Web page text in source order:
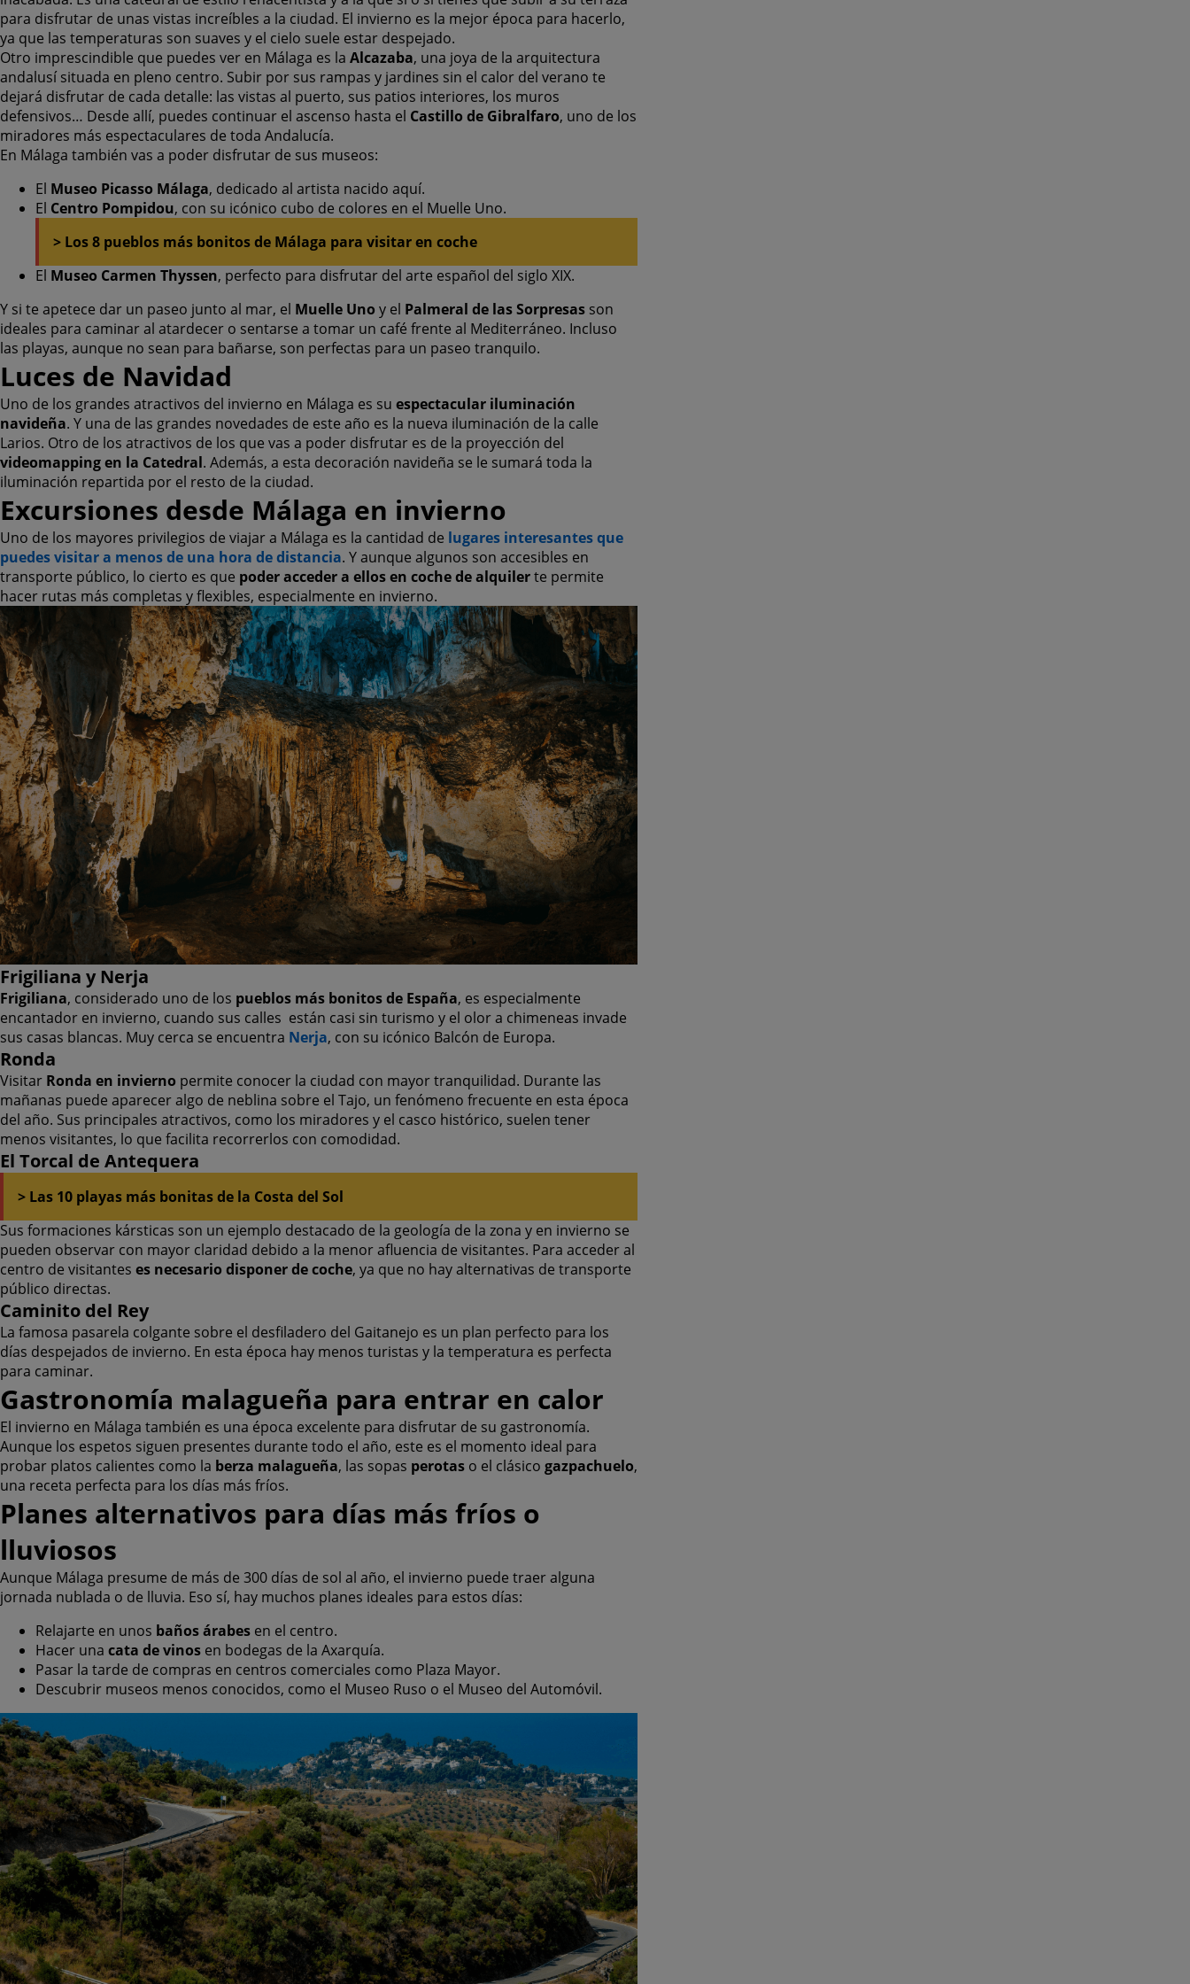
para disfrutar de unas vistas increíbles a la ciudad. El invierno es la mejor época para hacerlo,
ya que las temperaturas son suaves y el cielo suele estar despejado.
Otro imprescindible que puedes ver en Málaga es la Alcazaba, una joya de la arquitectura
andalusí situada en pleno centro. Subir por sus rampas y jardines sin el calor del verano te
dejará disfrutar de cada detalle: las vistas al puerto, sus patios interiores, los muros
defensivos… Desde allí, puedes continuar el ascenso hasta el Castillo de Gibralfaro, uno de los
miradores más espectaculares de toda Andalucía.
En Málaga también vas a poder disfrutar de sus museos:
El Museo Picasso Málaga, dedicado al artista nacido aquí.
El Centro Pompidou, con su icónico cubo de colores en el Muelle Uno.
> Los 8 pueblos más bonitos de Málaga para visitar en coche
El Museo Carmen Thyssen, perfecto para disfrutar del arte español del siglo XIX.
Y si te apetece dar un paseo junto al mar, el Muelle Uno y el Palmeral de las Sorpresas son
ideales para caminar al atardecer o sentarse a tomar un café frente al Mediterráneo. Incluso
las playas, aunque no sean para bañarse, son perfectas para un paseo tranquilo.
Luces de Navidad
Uno de los grandes atractivos del invierno en Málaga es su espectacular iluminación
navideña. Y una de las grandes novedades de este año es la nueva iluminación de la calle
Larios. Otro de los atractivos de los que vas a poder disfrutar es de la proyección del
videomapping en la Catedral. Además, a esta decoración navideña se le sumará toda la
iluminación repartida por el resto de la ciudad.
Excursiones desde Málaga en invierno
Uno de los mayores privilegios de viajar a Málaga es la cantidad de lugares interesantes que
puedes visitar a menos de una hora de distancia. Y aunque algunos son accesibles en
transporte público, lo cierto es que poder acceder a ellos en coche de alquilerte permite
hacer rutas más completas y flexibles, especialmente en invierno.
Frigiliana y Nerja
Frigiliana, considerado uno de los pueblos más bonitos de España, es especialmente
encantador en invierno, cuando sus calles están casi sin turismo y el olor a chimeneas invade
sus casas blancas. Muy cerca se encuentra Nerja, con su icónico Balcón de Europa.
Ronda
Visitar Ronda en invierno permite conocer la ciudad con mayor tranquilidad. Durante las
mañanas puede aparecer algo de neblina sobre el Tajo, un fenómeno frecuente en esta época
del año. Sus principales atractivos, como los miradores y el casco histórico, suelen tener
menos visitantes, lo que facilita recorrerlos con comodidad.
El Torcal de Antequera
> Las 10 playas más bonitas de la Costa del Sol
Sus formaciones kársticas son un ejemplo destacado de la geología de la zona y en invierno se
pueden observar con mayor claridad debido a la menor afluencia de visitantes. Para acceder al
centro de visitantes es necesario disponer de coche, ya que no hay alternativas de transporte
público directas.
Caminito del Rey
La famosa pasarela colgante sobre el desfiladero del Gaitanejo es un plan perfecto para los
días despejados de invierno. En esta época hay menos turistas y la temperatura es perfecta
para caminar.
Gastronomía malagueña para entrar en calor
El invierno en Málaga también es una época excelente para disfrutar de su gastronomía.
Aunque los espetos siguen presentes durante todo el año, este es el momento ideal para
probar platos calientes como la berza malagueña, las sopas perotas o el clásico gazpachuelo,
una receta perfecta para los días más fríos.
Planes alternativos para días más fríos o
lluviosos
Aunque Málaga presume de más de 300 días de sol al año, el invierno puede traer alguna
jornada nublada o de lluvia. Eso sí, hay muchos planes ideales para estos días:
Relajarte en unos baños árabes en el centro.
Hacer una cata de vinos en bodegas de la Axarquía.
Pasar la tarde de compras en centros comerciales como Plaza Mayor.
Descubrir museos menos conocidos, como el Museo Ruso o el Museo del Automóvil.